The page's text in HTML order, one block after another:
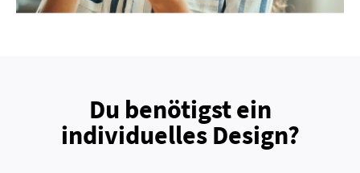
Du benötigst ein
individuelles Design?